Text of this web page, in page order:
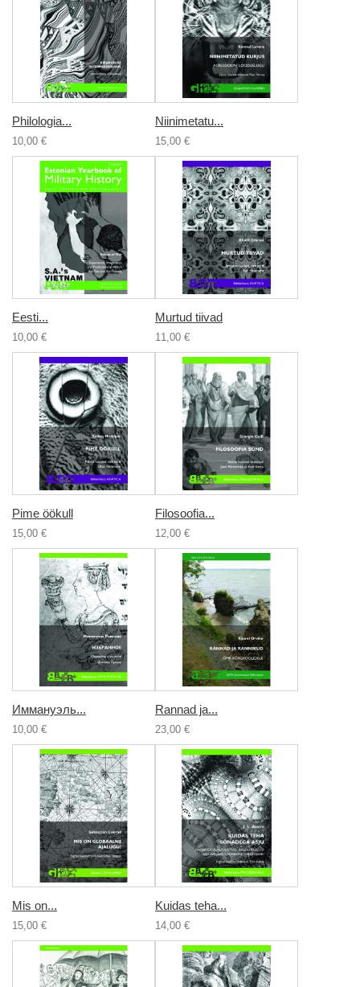
Philologia...
10,00 €
Niinimetatu...
15,00 €
Eesti...
10,00 €
Murtud tiivad
11,00 €
Pime öökull
15,00 €
Filosoofia...
12,00 €
Иммануэль...
10,00 €
Rannad ja...
23,00 €
Mis on...
15,00 €
Kuidas teha...
14,00 €